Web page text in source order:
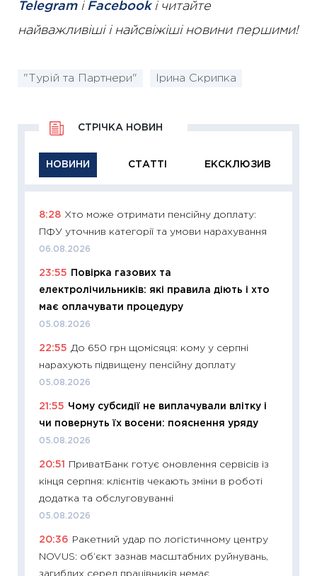
Telegramі Facebookі читайте
найважливіші і найсвіжіші новини першими!
"Турій та Партнери" Ірина Скрипка
НОВИНИ СТАТТІ ЕКСКЛЮЗИВ
СТРІЧКА НОВИН
8:28 Хто може отримати пенсійну доплату:
ПФУ уточнив категорії та умови нарахування
06.08.2026
23:55
Повірка газових та
електролічильників: які правила діють і хто
має оплачувати процедуру
05.08.2026
22:55 До 650 грн щомісяця: кому у серпні
нарахують підвищену пенсійну доплату
05.08.2026
21:55 Чому субсидії не виплачували влітку і
чи повернуть їх восени: пояснення уряду
05.08.2026
20:51
ПриватБанк готує оновлення сервісів із
кінця серпня: клієнтів чекають зміни в роботі
додатка та обслуговуванні
05.08.2026
20:36
Ракетний удар по логістичному центру
NOVUS: об’єкт зазнав масштабних руйнувань,
загиблих серед працівників немає